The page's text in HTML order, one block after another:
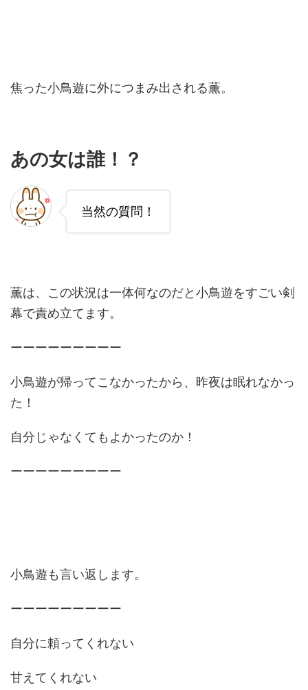
焦った小鳥遊に外につまみ出される薫。
あの女は誰！？
当然の質問！
薫は、この状況は一体何なのだと小鳥遊をすごい剣
幕で責め立てます。
ーーーーーーーーー
小鳥遊が帰ってこなかったから、昨夜は眠れなかっ
た！
自分じゃなくてもよかったのか！
ーーーーーーーーー
小鳥遊も言い返します。
ーーーーーーーーー
自分に頼ってくれない
甘えてくれない